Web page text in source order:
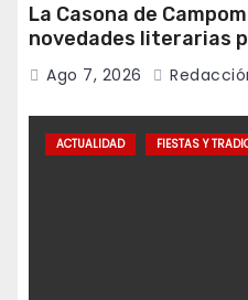
La Casona de
novedades literarias
Ago 7, 2026
ACTUALIDAD FIESTAS Y